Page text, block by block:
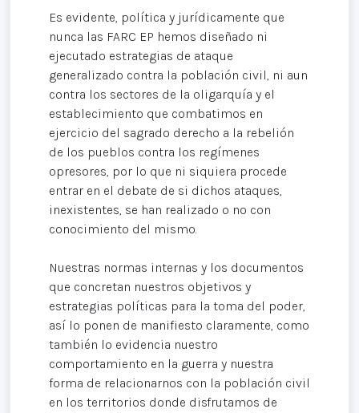
Es evidente, política y jurídicamente que
nunca las FARC EP hemos diseñado ni
ejecutado estrategias de ataque
generalizado contra la población civil, ni aun
contra los sectores de la oligarquía y el
establecimiento que combatimos en
ejercicio del sagrado derecho a la rebelión
de los pueblos contra los regímenes
opresores, por lo que ni siquiera procede
entrar en el debate de si dichos ataques,
inexistentes, se han realizado o no con
conocimiento del mismo.
Nuestras normas internas y los documentos
que concretan nuestros objetivos y
estrategias políticas para la toma del poder,
así lo ponen de manifiesto claramente, como
también lo evidencia nuestro
comportamiento en la guerra y nuestra
forma de relacionarnos con la población civil
en los territorios donde disfrutamos de